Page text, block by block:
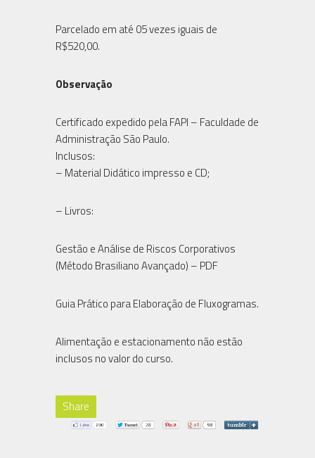
Parcelado em até 05 vezes iguais de
R$520,00.
Observação
Certificado expedido pela FAPI – Faculdade de
Administração São Paulo.
Inclusos:
– Material Didático impresso e CD;
– Livros:
Gestão e Análise de Riscos Corporativos
(Método Brasiliano Avançado) – PDF
Guia Prático para Elaboração de Fluxogramas.
Alimentação e estacionamento não estão
inclusos no valor do curso.
Share